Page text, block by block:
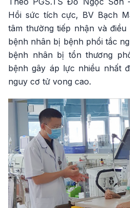
Hồi sức tích cực, BV Bạch
tâm thường tiếp nhận và điều
bệnh nhân bị bệnh phổi tắc
bệnh nhân bị tổn thương
bệnh gây áp lực nhiều nhất
nguy cơ tử vong cao.